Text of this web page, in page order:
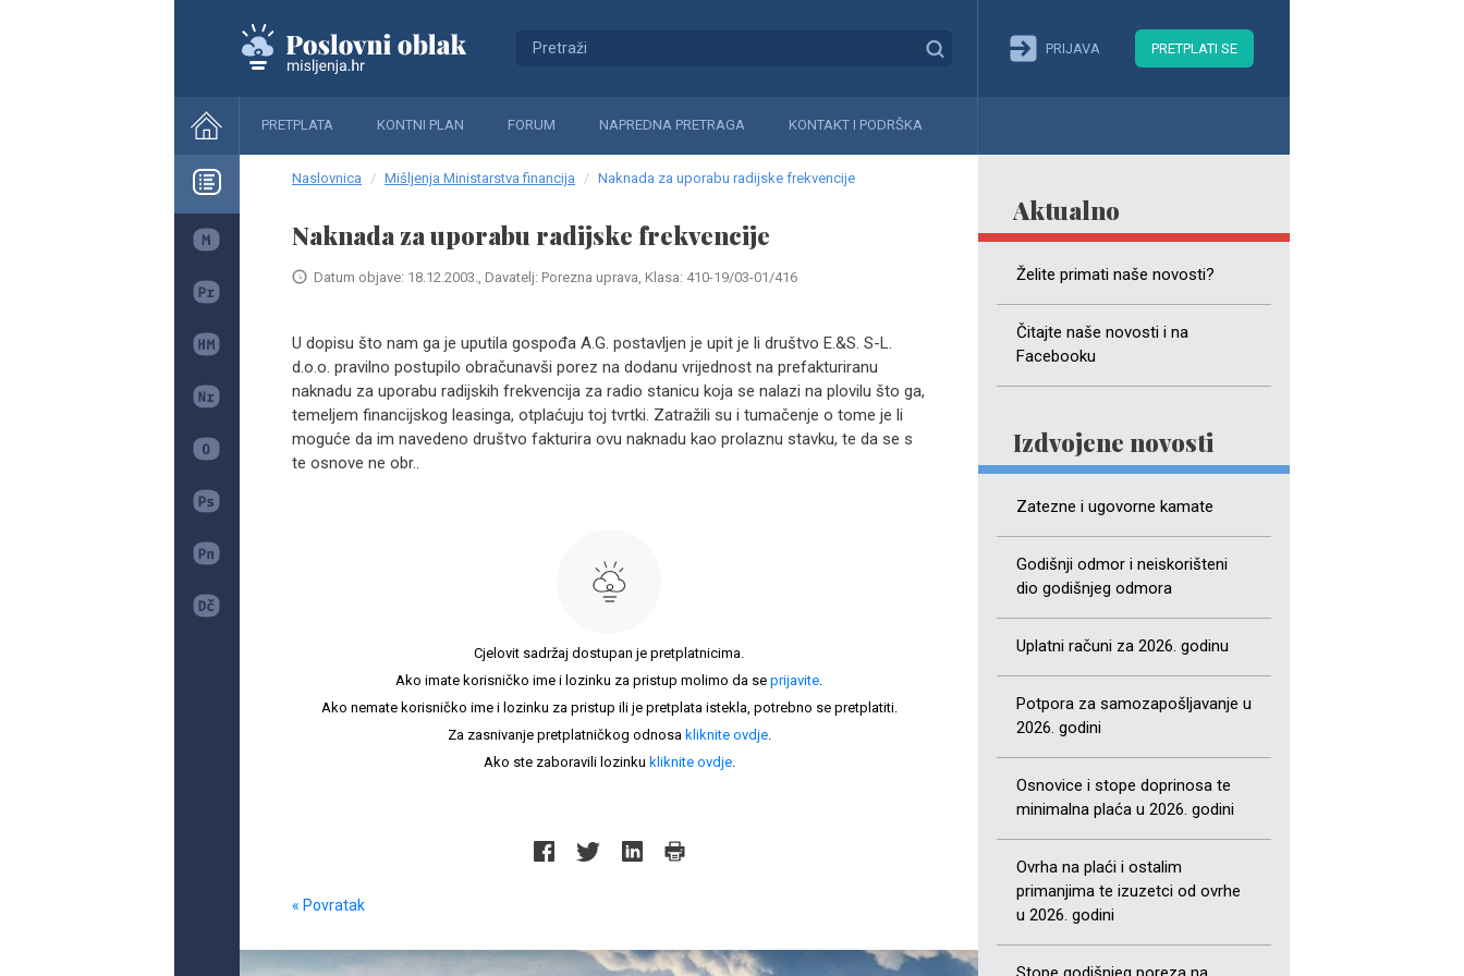
PRIJAVA PRETPLATI SE
PRETPLATA KONTNI PLAN FORUM NAPREDNA PRETRAGA KONTAKT I PODRŠKA
Aktualno
Želite primati naše novosti?
Čitajte naše novosti i na
Facebooku
Izdvojene novosti
Zatezne i ugovorne kamate
Godišnji odmor i neiskorišteni
dio godišnjeg odmora
Uplatni računi za 2026. godinu
Potpora za samozapošljavanje u
2026. godini
Osnovice i stope doprinosa te
minimalna plaća u 2026. godini
Ovrha na plaći i ostalim
primanjima te izuzetci od ovrhe
u 2026. godini
Naslovnica Mišljenja Ministarstva financija Naknada za uporabu radijske frekvencije
Naknada za uporabu radijske frekvencije
Datum objave: 18.12.2003., Davatelj: Porezna uprava, Klasa: 410-19/03-01/416
U dopisu što nam ga je uputila gospođa A.G. postavljen je upit je li društvo E.&S. S-L.
d.o.o. pravilno postupilo obračunavši porez na dodanu vrijednost na prefakturiranu
naknadu za uporabu radijskih frekvencija za radio stanicu koja se nalazi na plovilu što ga,
temeljem financijskog leasinga, otplaćuju toj tvrtki. Zatražili su i tumačenje o tome je li
moguće da im navedeno društvo fakturira ovu naknadu kao prolaznu stavku, te da se s
te osnove ne obr..
Cjelovit sadržaj dostupan je pretplatnicima.
Ako imate korisničko ime i lozinku za pristup molimo da se prijavite.
Ako nemate korisničko ime i lozinku za pristup ili je pretplata istekla, potrebno se pretplatiti.
Za zasnivanje pretplatničkog odnosa kliknite ovdje.
Ako ste zaboravili lozinku kliknite ovdje.
« Povratak